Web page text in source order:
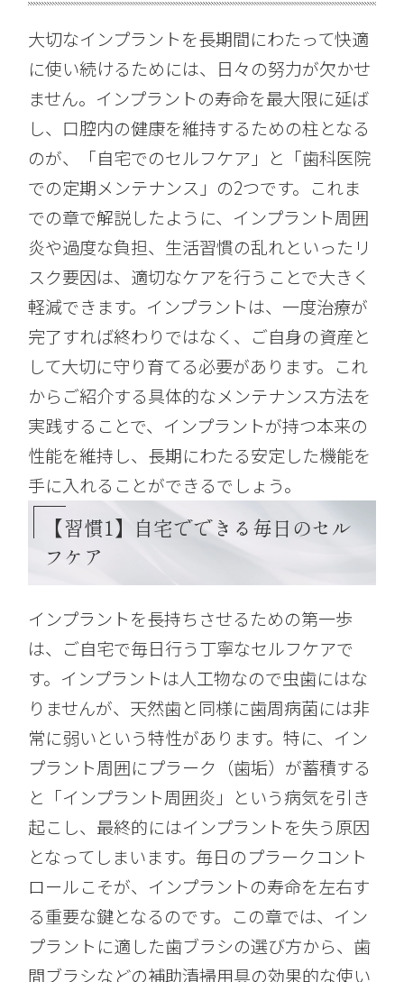
大切なインプラントを長期間にわたって快適
に使い続けるためには、日々の努力が欠かせ
ません。インプラントの寿命を最大限に延ば
し、口腔内の健康を維持するための柱となる
のが、「自宅でのセルフケア」と「歯科医院
での定期メンテナンス」の2つです。これま
での章で解説したように、インプラント周囲
炎や過度な負担、生活習慣の乱れといったリ
スク要因は、適切なケアを行うことで大きく
軽減できます。インプラントは、一度治療が
完了すれば終わりではなく、ご自身の資産と
して大切に守り育てる必要があります。これ
からご紹介する具体的なメンテナンス方法を
実践することで、インプラントが持つ本来の
性能を維持し、長期にわたる安定した機能を
手に入れることができるでしょう。
【習慣1】自宅でできる毎日のセル
フケア
インプラントを長持ちさせるための第一歩
は、ご自宅で毎日行う丁寧なセルフケアで
す。インプラントは人工物なので虫歯にはな
りませんが、天然歯と同様に歯周病菌には非
常に弱いという特性があります。特に、イン
プラント周囲にプラーク（歯垢）が蓄積する
と「インプラント周囲炎」という病気を引き
起こし、最終的にはインプラントを失う原因
となってしまいます。毎日のプラークコント
ロールこそが、インプラントの寿命を左右す
る重要な鍵となるのです。この章では、イン
プラントに適した歯ブラシの選び方から、歯
間ブラシなどの補助清掃用具の効果的な使い